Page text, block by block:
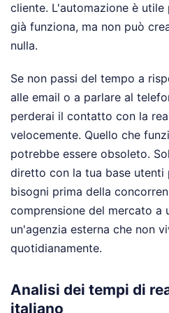
cliente. L'automazione è
già funziona, ma non può
nulla.
Se non passi del tempo a
alle email o a parlare al
perderai il contatto con la
velocemente. Quello che
potrebbe essere obsoleto.
diretto con la tua base
bisogni prima della
comprensione del mercato a
un'agenzia esterna che non
quotidianamente.
Analisi dei tempi di
italiano